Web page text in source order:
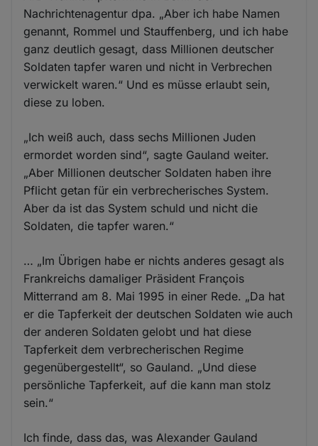
Nachrichtenagentur dpa. „Aber ich habe Namen
genannt, Rommel und Stauffenberg, und ich habe
ganz deutlich gesagt, dass Millionen deutscher
Soldaten tapfer waren und nicht in Verbrechen
verwickelt waren.“ Und es müsse erlaubt sein,
diese zu loben.
„Ich weiß auch, dass sechs Millionen Juden
ermordet worden sind“, sagte Gauland weiter.
„Aber Millionen deutscher Soldaten haben ihre
Pflicht getan für ein verbrecherisches System.
Aber da ist das System schuld und nicht die
Soldaten, die tapfer waren.“
… „Im Übrigen habe er nichts anderes gesagt als
Frankreichs damaliger Präsident François
Mitterrand am 8. Mai 1995 in einer Rede. „Da hat
er die Tapferkeit der deutschen Soldaten wie auch
der anderen Soldaten gelobt und hat diese
Tapferkeit dem verbrecherischen Regime
gegenübergestellt“, so Gauland. „Und diese
persönliche Tapferkeit, auf die kann man stolz
sein.“
Ich finde, dass das, was Alexander Gauland